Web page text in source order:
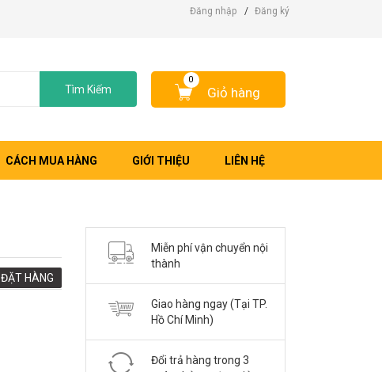
Đăng nhập / Đăng ký
Tìm Kiếm Giỏ hàng
0
CÁCH MUA HÀNG GIỚI THIỆU LIÊN HỆ
ĐẶT HÀNG
Miễn phí vận chuyển nội
thành
Giao hàng ngay (Tại TP.
Hồ Chí Minh)
Đổi trả hàng trong 3